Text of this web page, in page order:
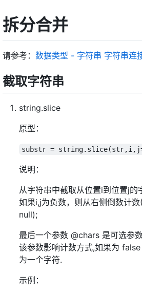
拆分合并
请参考： 数据类型 - 字符串 字符串连
截取字符串
string.slice
原型：
substr =
说明：
从字符串中截取从位置i到位置j的
如果i,j为负数，则从右侧倒数计
null);
最后一个参数 @chars 是可选参
该参数影响计数方式,如果为
为一个字符.
示例：